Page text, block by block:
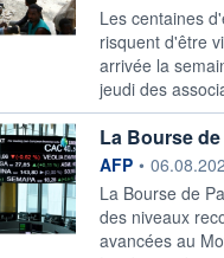
Les centaines
risquent d'être
arrivée la
jeudi des
La Bourse
information
AFP •
La Bourse de
des niveaux
avancées au